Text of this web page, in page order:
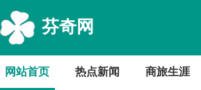
芬奇网
网站首页 热点新闻 商旅生涯